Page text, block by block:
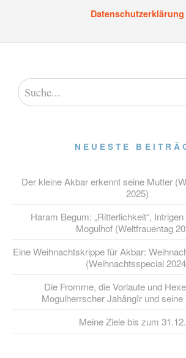
Datenschutzerklärung
NEUESTE
Der kleine Akbar erkennt seine Mutter
2025)
Haram Begum: „Ritterlichkeit“,
Mogulhof (Weltfrauentag
Eine Weihnachtskrippe für Akbar:
(Weihnachtsspecial
Die Fromme, die Vorlaute und
Mogulherrscher Jahângîr und
Meine Ziele bis zum